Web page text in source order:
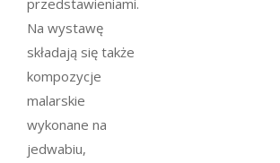
przedstawieniami.
Na wystawę
składają się także
kompozycje
malarskie
wykonane na
jedwabiu,